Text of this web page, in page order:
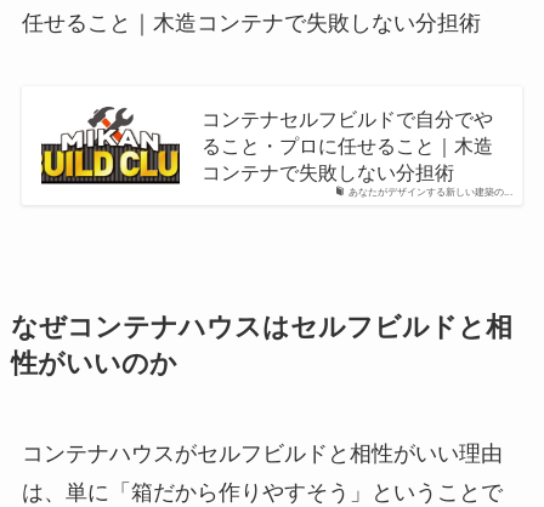
任せること｜木造コンテナで失敗しない分担術
あなたがデザインする新しい建築の...
コンテナセルフビルドで自分でや
ること・プロに任せること｜木造
コンテナで失敗しない分担術
なぜコンテナハウスはセルフビルドと相
性がいいのか
コンテナハウスがセルフビルドと相性がいい理由
は、単に「箱だから作りやすそう」ということで